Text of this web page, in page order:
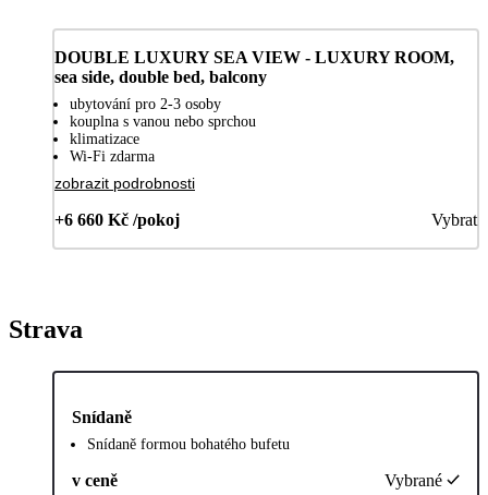
DOUBLE LUXURY SEA VIEW - LUXURY ROOM,
sea side, double bed, balcony
ubytování pro 2-3 osoby
kouplna s vanou nebo sprchou
klimatizace
Wi-Fi zdarma
zobrazit podrobnosti
+6 660 Kč /pokoj Vybrat
Strava
Snídaně
Snídaně formou bohatého bufetu
v ceně Vybrané